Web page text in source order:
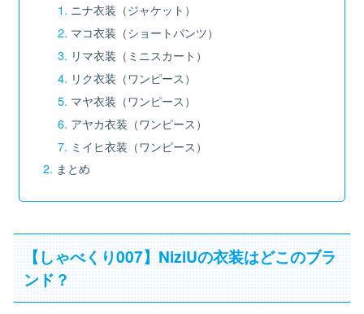
ニナ衣装（ジャケット）
マコ衣装（ショートパンツ）
リマ衣装（ミニスカート）
リク衣装（ワンピース）
マヤ衣装（ワンピース）
アヤカ衣装（ワンピース）
ミイヒ衣装（ワンピース）
まとめ
【しゃべくり007】NiziUの衣装はどこのブラ
ンド？